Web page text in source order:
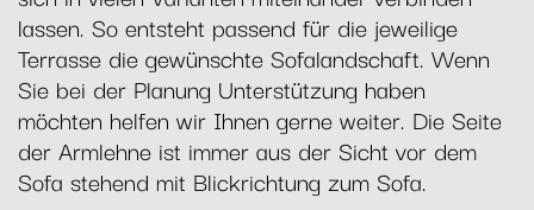
lassen. So entsteht passend für die jeweilige
Terrasse die gewünschte Sofalandschaft. Wenn
Sie bei der Planung Unterstützung haben
möchten helfen wir Ihnen gerne weiter. Die Seite
der Armlehne ist immer aus der Sicht vor dem
Sofa stehend mit Blickrichtung zum Sofa.